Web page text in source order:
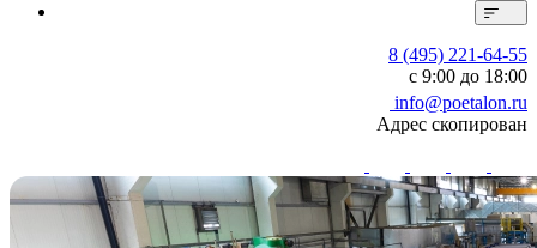
8 (495) 221-64-55
с 9:00 до 18:00
info@poetalon.ru
Адрес скопирован